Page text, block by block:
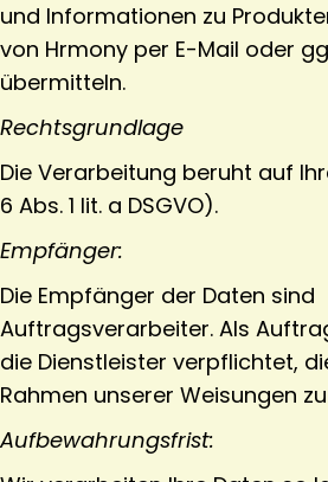
und Informationen zu
von Hrmony per E-Mail oder
übermitteln.
Rechtsgrundlage
Die Verarbeitung beruht auf
6 Abs. 1 lit. a DSGVO).
Empfänger:
Die Empfänger der Daten sind
Auftragsverarbeiter. Als
die Dienstleister verpflichtet,
Rahmen unserer Weisungen
Aufbewahrungsfrist: